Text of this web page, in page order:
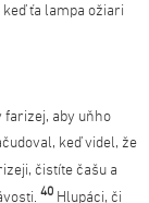
ťa lampa ožiari
farizej, aby uňho
keď videl, že
čistíte čašu a
40 Hlupáci, či